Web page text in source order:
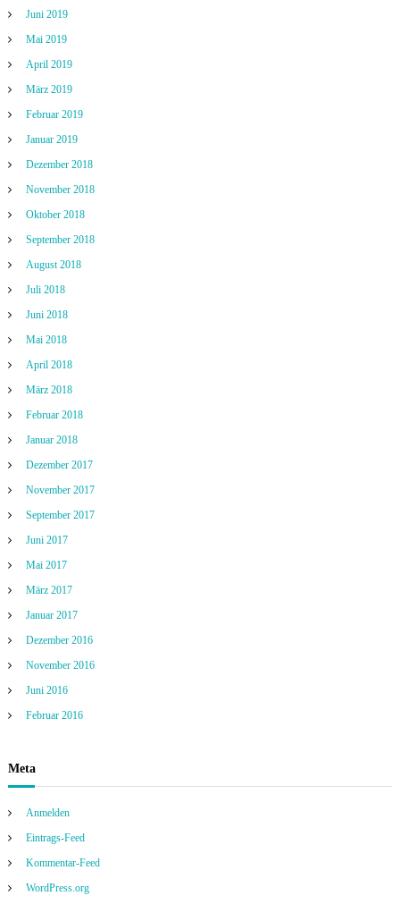
Juni 2019
Mai 2019
April 2019
März 2019
Februar 2019
Januar 2019
Dezember 2018
November 2018
Oktober 2018
September 2018
August 2018
Juli 2018
Juni 2018
Mai 2018
April 2018
März 2018
Februar 2018
Januar 2018
Dezember 2017
November 2017
September 2017
Juni 2017
Mai 2017
März 2017
Januar 2017
Dezember 2016
November 2016
Juni 2016
Februar 2016
Meta
Anmelden
Eintrags-Feed
Kommentar-Feed
WordPress.org